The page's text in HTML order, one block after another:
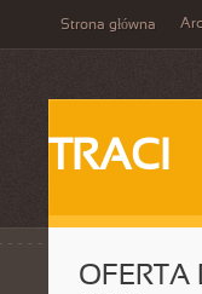
Strona główna
TRACI